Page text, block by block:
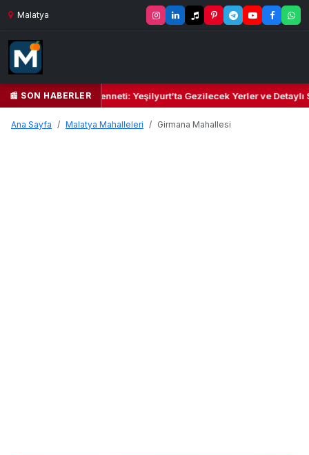
Malatya
📰 SON HABERLER
Kalbi ve Kültür Cenneti: Yeşilyurt’ta Gezilecek Yerler ve Detaylı
Ana Sayfa Malatya Mahalleleri Girmana Mahallesi